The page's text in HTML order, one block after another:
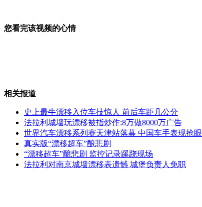
调查：八成男生愿娶"剩女"
母子池塘溺亡 打捞时母亲紧抓孩子
您看完该视频的心情
相关报道
史上最牛漂移入位车技惊人 前后车距几公分
法拉利城墙玩漂移被指炒作:8万做8000万广告
世界汽车漂移系列赛天津站落幕 中国车手表现抢眼
真实版“漂移超车”酿悲剧
“漂移超车”酿悲剧 监控记录蹊跷现场
法拉利对南京城墙漂移表遗憾 城堡负责人免职